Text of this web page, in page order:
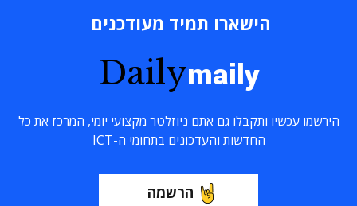
הישארו תמיד מעודכנים
Dailymaily
הירשמו עכשיו ותקבלו גם אתם ניוזלטר מקצועי יומי, המרכז את כל
החדשות והעדכונים בתחומי ה-ICT
הרשמה